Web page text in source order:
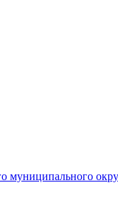
муниципального